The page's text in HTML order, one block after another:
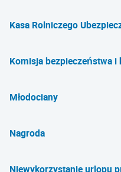
Kasa Rolniczego
Komisja bezpieczeństwa i
Młodociany
Nagroda
Niewykorzystanie urlopu